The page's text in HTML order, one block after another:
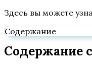
Здесь вы можете
Содержание
Содержание